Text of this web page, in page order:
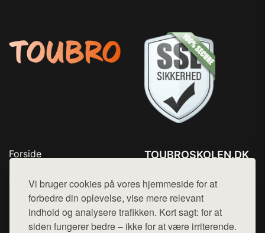
Vi bruger cookies på vores hjemmeside for at
forbedre din oplevelse, vise mere relevant
indhold og analysere trafikken. Kort sagt: for at
siden fungerer bedre – ikke for at være irriterende.
Forside
Top Rabatter
Blog
Kontakt
TOUBROSKOLEN.DK
Mail: hej@want.dk
Cookie- og privatlivspolitik